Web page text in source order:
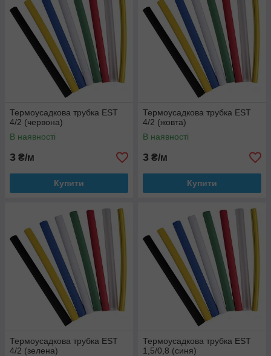
Термоусадкова трубка EST
4/2 (червона)
В наявності
3 ₴/м
Купити
Термоусадкова трубка EST
4/2 (жовта)
В наявності
3 ₴/м
Купити
Термоусадкова трубка EST
4/2 (зелена)
Термоусадкова трубка EST
1,5/0,8 (синя)